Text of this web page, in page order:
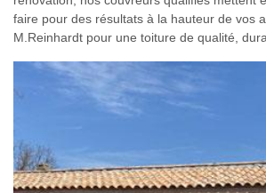
faire pour des résultats à la hauteur de vos
M.Reinhardt pour une toiture de qualité,